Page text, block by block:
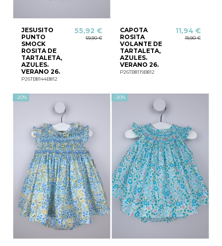
JESUSITO
PUNTO
SMOCK
ROSITA DE
TARTALETA,
AZULES.
VERANO 26.
P26TB8144B812
55,92 €
69,90 €
CAPOTA
ROSITA
VOLANTE DE
TARTALETA,
AZULES.
VERANO 26.
P26TB8119B812
11,94 €
19,90 €
-20% -20%